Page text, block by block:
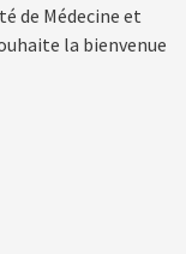
de Médecine et
la bienvenue